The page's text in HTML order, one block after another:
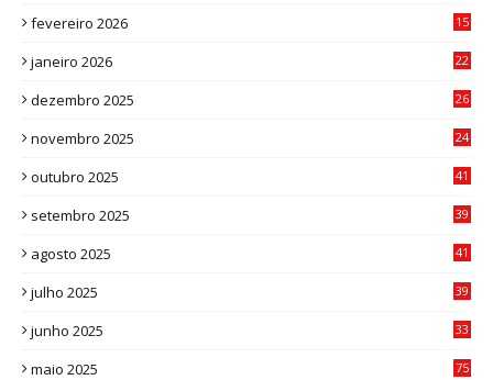
fevereiro 2026
15
janeiro 2026
22
dezembro 2025
26
novembro 2025
24
outubro 2025
41
setembro 2025
39
agosto 2025
41
julho 2025
39
junho 2025
33
maio 2025 75